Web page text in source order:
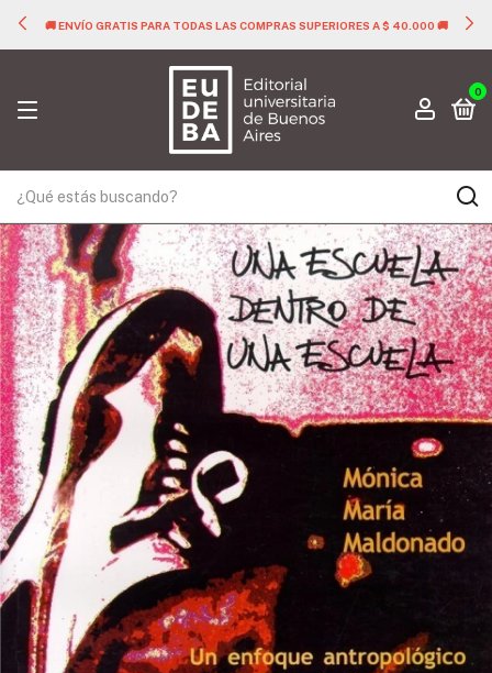
🚚 ENVÍO GRATIS PARA TODAS LAS COMPRAS SUPERIORES A $ 40.000 🚚
0